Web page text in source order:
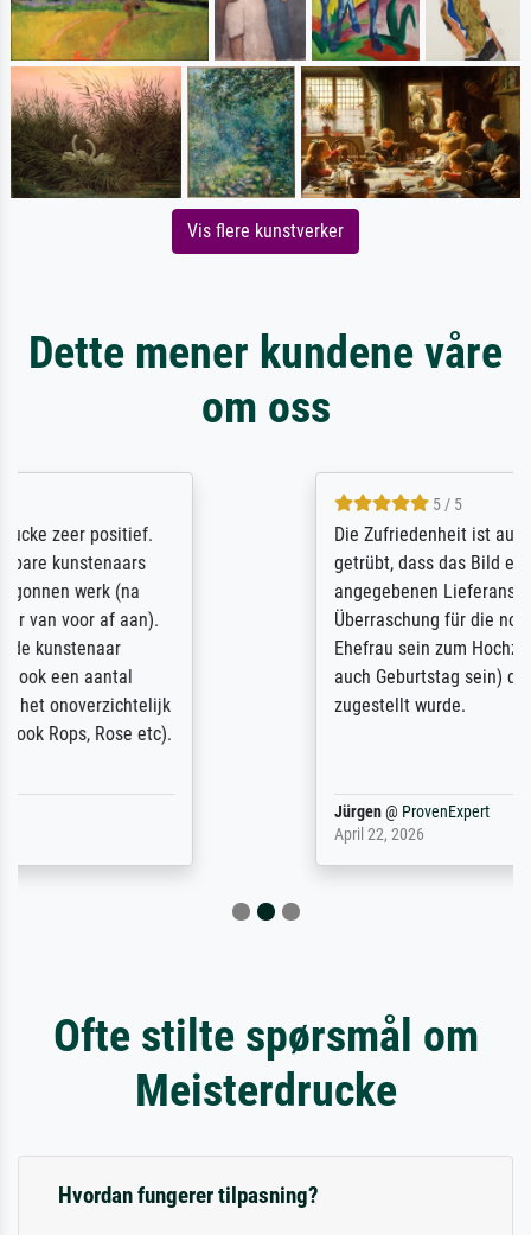
Vis flere kunstverker
Dette mener kundene våre
om oss
Die Zufriedenheit ist auch nicht dadurch
getrübt, dass das Bild entgegen einer
angegebenen Lieferanschrift (sollte eine
Überraschung für die normannische
Ehefrau sein zum Hochzeits- gleichzeitig
auch Geburtstag sein) doch nach zu Hause
zugestellt wurde.
Ofte stilte spørsmål om
Meisterdrucke
Hvordan fungerer tilpasning?